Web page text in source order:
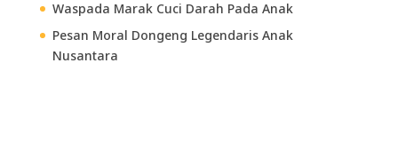
Waspada Marak Cuci Darah Pada Anak
Pesan Moral Dongeng Legendaris Anak
Nusantara